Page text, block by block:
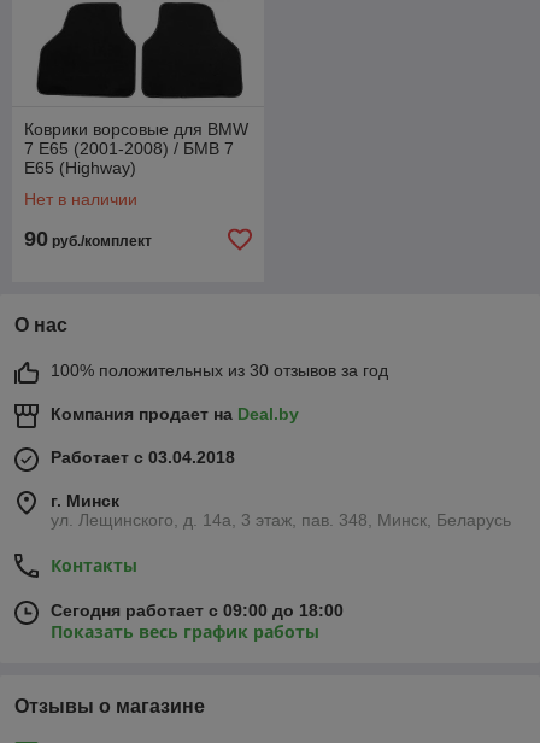
Коврики ворсовые для BMW
7 E65 (2001-2008) / БМВ 7
E65 (Highway)
Нет в наличии
90 руб./комплект
О нас
100% положительных из 30 отзывов за год
Компания продает на Deal.by
Работает с 03.04.2018
г. Минск
ул. Лещинского, д. 14а, 3 этаж, пав. 348, Минск, Беларусь
Контакты
Сегодня работает с 09:00 до 18:00
Показать весь график работы
Отзывы о магазине